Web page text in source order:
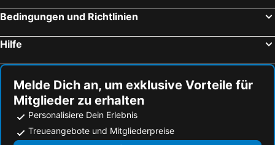
Neo Klima Strandhotels
Koropi Strandhotels
Bedingungen und Richtlinien
Hilfe
Melde Dich an, um exklusive Vorteile für
Mitglieder zu erhalten
Personalisiere Dein Erlebnis
Treueangebote und Mitgliederpreise